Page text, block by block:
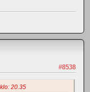
#8538
20.35